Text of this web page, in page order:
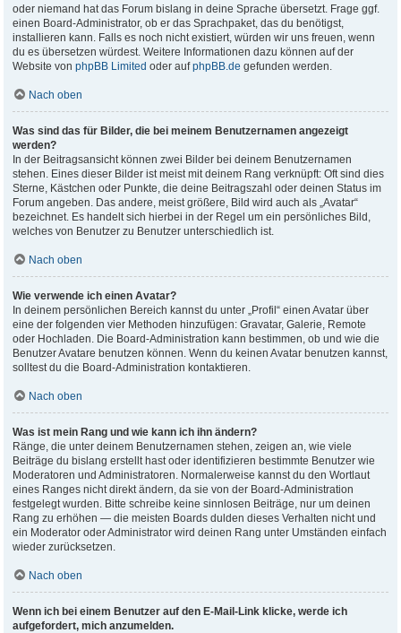
oder niemand hat das Forum bislang in deine Sprache übersetzt. Frage ggf.
einen Board-Administrator, ob er das Sprachpaket, das du benötigst,
installieren kann. Falls es noch nicht existiert, würden wir uns freuen, wenn
du es übersetzen würdest. Weitere Informationen dazu können auf der
Website vonphpBB Limited oder aufphpBB.de gefunden werden.
Nach oben
Was sind das für Bilder, die bei meinem Benutzernamen angezeigt
werden?
In der Beitragsansicht können zwei Bilder bei deinem Benutzernamen
stehen. Eines dieser Bilder ist meist mit deinem Rang verknüpft: Oft sind dies
Sterne, Kästchen oder Punkte, die deine Beitragszahl oder deinen Status im
Forum angeben. Das andere, meist größere, Bild wird auch als „Avatar“
bezeichnet. Es handelt sich hierbei in der Regel um ein persönliches Bild,
welches von Benutzer zu Benutzer unterschiedlich ist.
Nach oben
Wie verwende ich einen Avatar?
In deinem persönlichen Bereich kannst du unter „Profil“ einen Avatar über
eine der folgenden vier Methoden hinzufügen: Gravatar, Galerie, Remote
oder Hochladen. Die Board-Administration kann bestimmen, ob und wie die
Benutzer Avatare benutzen können. Wenn du keinen Avatar benutzen kannst,
solltest du die Board-Administration kontaktieren.
Nach oben
Was ist mein Rang und wie kann ich ihn ändern?
Ränge, die unter deinem Benutzernamen stehen, zeigen an, wie viele
Beiträge du bislang erstellt hast oder identifizieren bestimmte Benutzer wie
Moderatoren und Administratoren. Normalerweise kannst du den Wortlaut
eines Ranges nicht direkt ändern, da sie von der Board-Administration
festgelegt wurden. Bitte schreibe keine sinnlosen Beiträge, nur um deinen
Rang zu erhöhen — die meisten Boards dulden dieses Verhalten nicht und
ein Moderator oder Administrator wird deinen Rang unter Umständen einfach
wieder zurücksetzen.
Nach oben
Wenn ich bei einem Benutzer auf den E-Mail-Link klicke, werde ich
aufgefordert, mich anzumelden.